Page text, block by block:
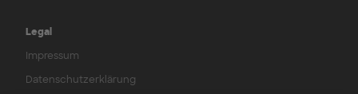
Legal
Impressum
Datenschutzerklärung